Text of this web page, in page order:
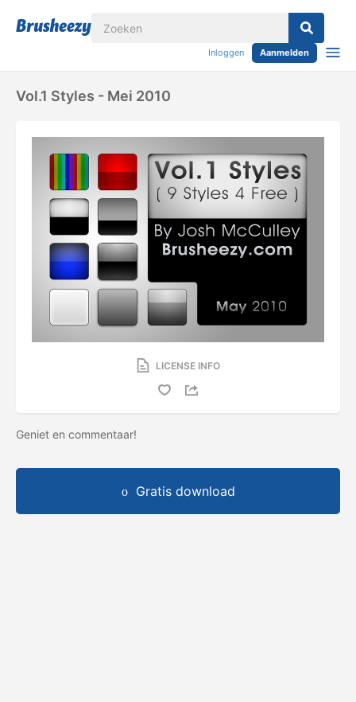
Inloggen Aanmelden
Vol.1 Styles - Mei 2010
LICENSE INFO
Geniet en commentaar!
Gratis download